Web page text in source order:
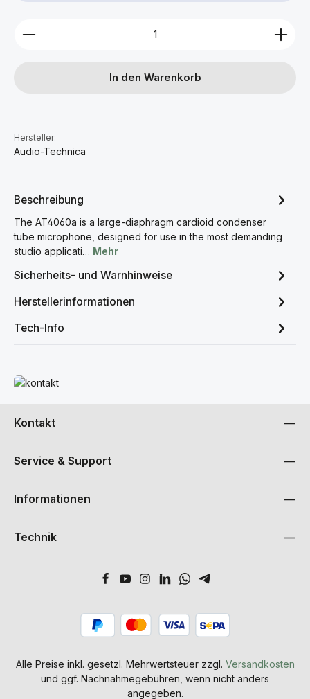
Produkt Anzahl: Gib den gewünschten Wert ein
In den Warenkorb
Hersteller:
Audio-Technica
Beschreibung
The AT4060a is a large-diaphragm cardioid condenser
tube microphone, designed for use in the most demanding
studio applicati… Mehr
Sicherheits- und Warnhinweise
Herstellerinformationen
Tech-Info
Mehr erfahren
Kontakt
Service & Support
Informationen
Technik
Alle Preise inkl. gesetzl. Mehrwertsteuer zzgl. Versandkosten
und ggf. Nachnahmegebühren, wenn nicht anders
angegeben.